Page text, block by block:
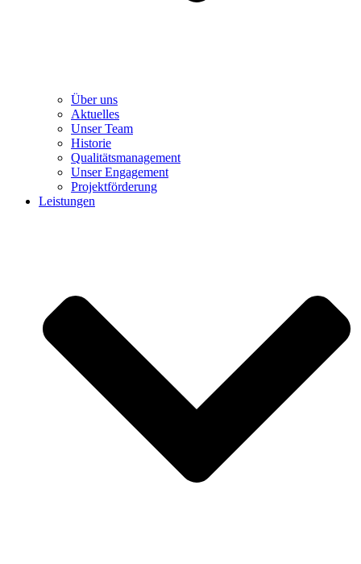
Über uns
Aktuelles
Unser Team
Historie
Qualitätsmanagement
Unser Engagement
Projektförderung
Leistungen